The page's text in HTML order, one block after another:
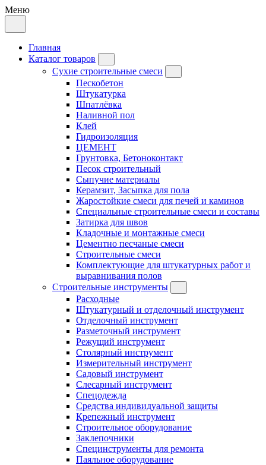
Меню
Главная
Каталог товаров
Сухие строительные смеси
Пескобетон
Штукатурка
Шпатлёвка
Наливной пол
Клей
Гидроизоляция
ЦЕМЕНТ
Грунтовка, Бетоноконтакт
Песок строительный
Сыпучие материалы
Керамзит, Засыпка для пола
Жаростойкие смеси для печей и каминов
Специальные строительные смеси и составы
Затирка для швов
Кладочные и монтажные смеси
Цементно песчаные смеси
Строительные смеси
Комплектующие для штукатурных работ и
выравнивания полов
Строительные инструменты
Расходные
Штукатурный и отделочный инструмент
Отделочный инструмент
Разметочный инструмент
Режущий инструмент
Столярный инструмент
Измерительный инструмент
Садовый инструмент
Слесарный инструмент
Спецодежда
Средства индивидуальной защиты
Крепежный инструмент
Строительное оборудование
Заклепочники
Специнструменты для ремонта
Паяльное оборудование